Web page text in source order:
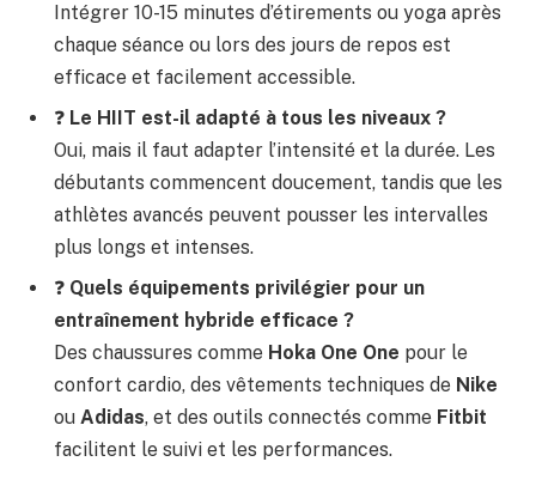
Intégrer 10-15 minutes d’étirements ou yoga après
chaque séance ou lors des jours de repos est
efficace et facilement accessible.
❓ Le HIIT est-il adapté à tous les niveaux ?
Oui, mais il faut adapter l’intensité et la durée. Les
débutants commencent doucement, tandis que les
athlètes avancés peuvent pousser les intervalles
plus longs et intenses.
❓ Quels équipements privilégier pour un
entraînement hybride efficace ?
Des chaussures comme Hoka One One pour le
confort cardio, des vêtements techniques de Nike
ou Adidas, et des outils connectés comme Fitbit
facilitent le suivi et les performances.